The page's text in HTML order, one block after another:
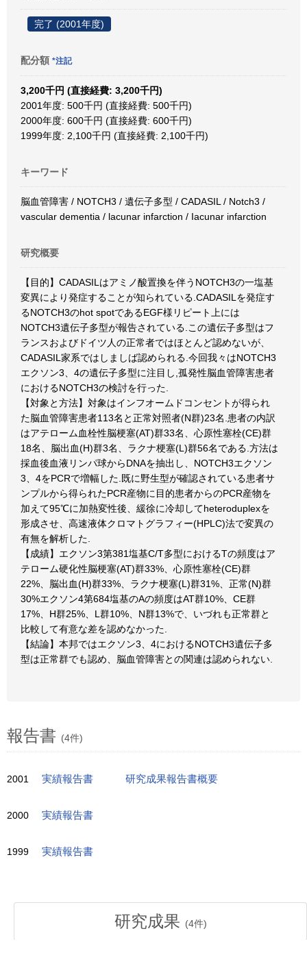
完了 (2001年度)
配分額 *注記
3,200千円 (直接経費: 3,200千円)
2001年度: 500千円 (直接経費: 500千円)
2000年度: 600千円 (直接経費: 600千円)
1999年度: 2,100千円 (直接経費: 2,100千円)
キーワード
脳血管障害 / NOTCH3 / 遺伝子多型 / CADASIL / Notch3 /
vascular dementia / lacunar infarction / Iacunar infarction
研究概要
【目的】CADASILはアミノ酸置換を伴うNOTCH3の一塩基
変異により発症することが知られている.CADASILを発症す
るNOTCH3のhot spotであるEGF様リピート上には
NOTCH3遺伝子多型が報告されている.この遺伝子多型はフ
ランスおよびドイツ人の正常者ではほとんど認めないが、
CADASIL家系ではしましば認められる.今回我々はNOTCH3
エクソン3、4の遺伝子多型に注目し,孤発性脳血管障害患者
におけるNOTCH3の検討を行った.
【対象と方法】対象はインフオームドコンセントが得られ
た脳血管障害患者113名と正常対照者(N群)23名.患者の内訳
はアテローム血栓性脳梗塞(AT)群33名、心原性塞栓(CE)群
18名、脳出血(H)群3名、ラクナ梗塞(L)群56名である.方法は
採血後血液リンパ球からDNAを抽出し、NOTCH3エクソン
3、4をPCRで増幅した.既に野生型が確認されている患者サ
ンプルから得られたPCR産物に目的患者からのPCR産物を
加えて95℃に加熱変性後、緩徐に冷却してheteroduplexを
形成させ、高速液体クロマトグラフィー(HPLC)法で変異の
有無を解析した.
【成績】エクソン3第381塩基C/T多型におけるTの頻度はア
テローム硬化性脳梗塞(AT)群33%、心原性塞栓(CE)群
22%、脳出血(H)群33%、ラクナ梗塞(L)群31%、正常(N)群
30%エクソン4第684塩基のAの頻度はAT群10%、CE群
17%、H群25%、L群10%、N群13%で、いづれも正常群と
比較して有意な差を認めなかった.
【結論】本邦ではエクソン3、4におけるNOTCH3遺伝子多
型は正常群でも認め、脳血管障害との関連は認められない.
報告書 (4件)
2001 実績報告書 研究成果報告書概要
2000 実績報告書
1999 実績報告書
研究成果 (4件)